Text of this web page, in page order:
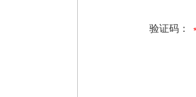
验证码：